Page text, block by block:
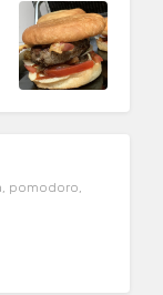
pomodoro,